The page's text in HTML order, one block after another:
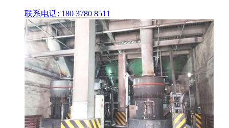
联系电话: 180 3780 8511